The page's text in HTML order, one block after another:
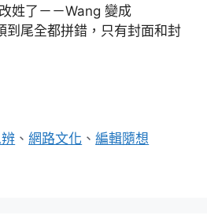
姓了－－Wang 變成
到尾全都拼錯，只有封面和封
、網路文化 、編輯隨想